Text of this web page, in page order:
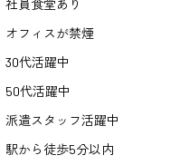
社員食堂あり
オフィスが禁煙
30代活躍中
50代活躍中
派遣スタッフ活躍中
駅から徒歩5分以内